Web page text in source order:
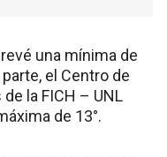
una mínima de
el Centro de
la FICH – UNL
de 13°.